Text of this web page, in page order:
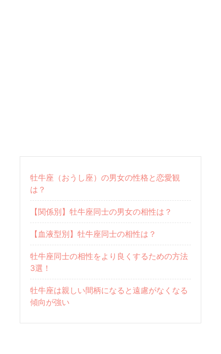
牡牛座（おうし座）の男女の性格と恋愛観
は？
【関係別】牡牛座同士の男女の相性は？
【血液型別】牡牛座同士の相性は？
牡牛座同士の相性をより良くするための方法
3選！
牡牛座は親しい間柄になると遠慮がなくなる
傾向が強い